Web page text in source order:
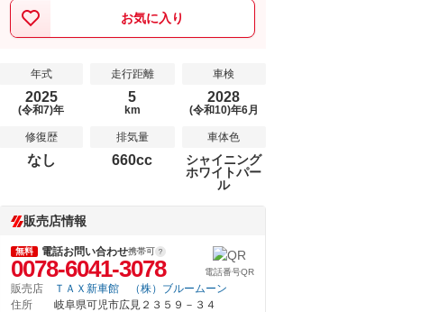
お気に入り
年式
2025
(令和7)年
走行距離
5
km
車検
2028
(令和10)年6月
修復歴
なし
排気量
660cc
車体色
シャイニング
ホワイトパー
ル
販売店情報
無料 電話お問い合わせ携帯可
0078-6041-3078 電話番号QR
販売店
ＴＡＸ新車館 （株）ブルームーン
住所
岐阜県可児市広見２３５９－３４